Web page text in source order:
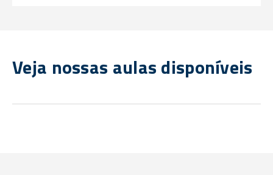
Veja nossas aulas disponíveis